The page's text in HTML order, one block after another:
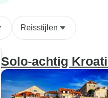
mijn tienerzoon heeft
autisme. George
mijn zoon nodig had en
paste zich uitstekend
om ervoor te zorgen
een geweldige tijd
Reisstijlen
Solo-achtig